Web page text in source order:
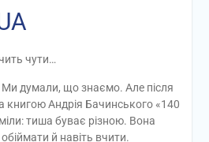
чути…
думали, що знаємо. Але після
книгою Андрія Бачинського «140
тиша буває різною. Вона
й навіть вчити.